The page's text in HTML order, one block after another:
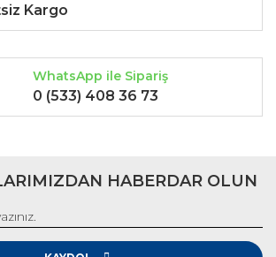
Kargo
WhatsApp ile Sipariş
0 (533) 408 36 73
HABERDAR OLUN